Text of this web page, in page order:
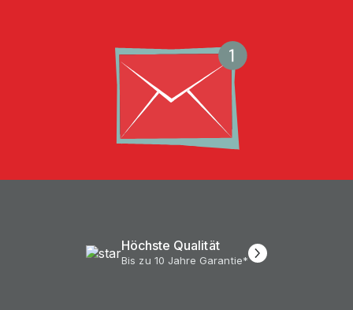
Höchste Qualität
Bis zu 10 Jahre Garantie*